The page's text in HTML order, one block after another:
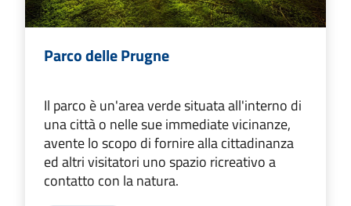
Parco delle Prugne
Il parco è un'area verde situata all'interno di
una città o nelle sue immediate vicinanze,
avente lo scopo di fornire alla cittadinanza
ed altri visitatori uno spazio ricreativo a
contatto con la natura.